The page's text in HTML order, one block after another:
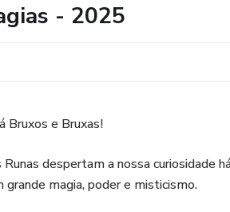
- 2025
Bruxos e Bruxas!
Runas despertam a nossa curiosidade
grande magia, poder e misticismo.